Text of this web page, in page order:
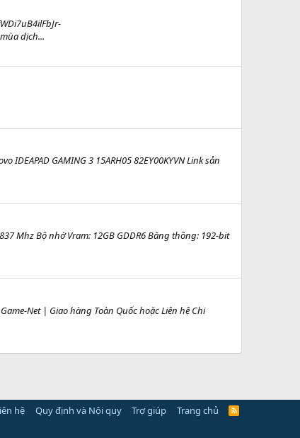
dịch...
GAMING 3 15ARH05 82EY00KYVN Link sản
Mhz Bộ nhớ Vram: 12GB GDDR6 Băng thông: 192-bit
Net | Giao hàng Toàn Quốc hoặc Liên hệ Chi
hệ Quy định và Nội quy Trợ giúp Trang chủ